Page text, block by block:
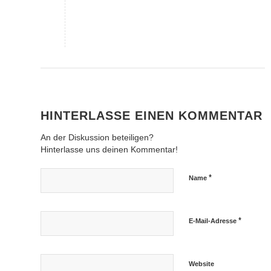
HINTERLASSE EINEN KOMMENTAR
An der Diskussion beteiligen?
Hinterlasse uns deinen Kommentar!
Name *
E-Mail-Adresse *
Website